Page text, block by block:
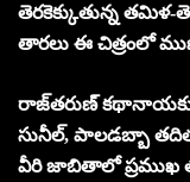
తెరకెక్కుతున్న తమిళ-
తారలు ఈ చిత్రంలో
రాజ్‌తరుణ్‌
సునీల్‌, పాలడబ్బా
వీరి జాబితాలో ప్రముఖ